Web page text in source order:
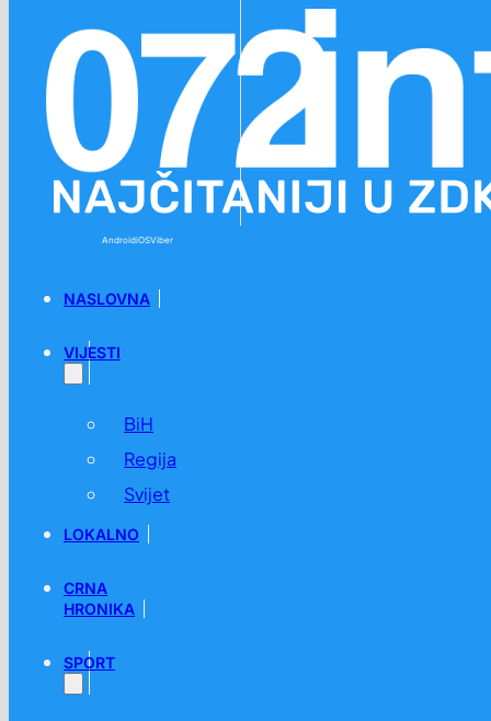
AndroidiOSViber
NASLOVNA
VIJESTI
BiH
Regija
Svijet
LOKALNO
CRNA
HRONIKA
SPORT